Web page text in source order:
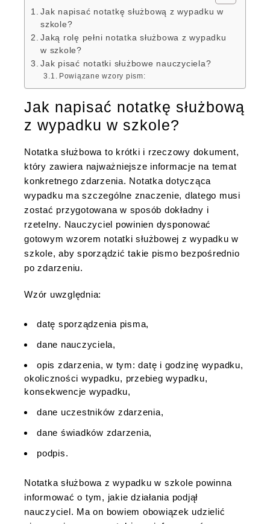
Jak napisać notatkę służbową z wypadku w
szkole?
Jaką rolę pełni notatka służbowa z wypadku
w szkole?
Jak pisać notatki służbowe nauczyciela?
Powiązane wzory pism:
Jak napisać notatkę służbową
z wypadku w szkole?
Notatka służbowa to krótki i rzeczowy dokument,
który zawiera najważniejsze informacje na temat
konkretnego zdarzenia. Notatka dotycząca
wypadku ma szczególne znaczenie, dlatego musi
zostać przygotowana w sposób dokładny i
rzetelny. Nauczyciel powinien dysponować
gotowym wzorem notatki służbowej z wypadku w
szkole, aby sporządzić takie pismo bezpośrednio
po zdarzeniu.
Wzór uwzględnia:
datę sporządzenia pisma,
dane nauczyciela,
opis zdarzenia, w tym: datę i godzinę wypadku,
okoliczności wypadku, przebieg wypadku,
konsekwencje wypadku,
dane uczestników zdarzenia,
dane świadków zdarzenia,
podpis.
Notatka służbowa z wypadku w szkole powinna
informować o tym, jakie działania podjął
nauczyciel. Ma on bowiem obowiązek udzielić